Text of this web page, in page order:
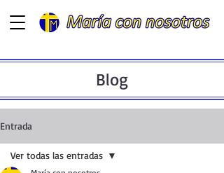
Blog
Entrada
Ver todas las entradas